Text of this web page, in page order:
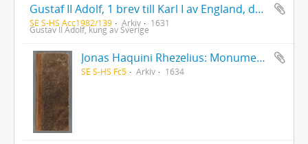
Gustaf II Adolf, 1 brev till Karl I av England, dat. 13/9 1631 (kopia av original i The Samuel Hartlib Archives, univ. bibl. i Sheffield, England)
SE S-HS Acc1982/139 Arkiv 1631
Gustav II Adolf, kung av Sverige
Jonas Haquini Rhezelius: Monumenta runica in Ölandia comitatu Regni Sveciæ Gothiaquæ
SE S-HS Fc5 Arkiv 1634